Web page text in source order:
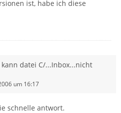
ist, habe ich diese
datei C/...Inbox...nicht
um 16:17
schnelle antwort.